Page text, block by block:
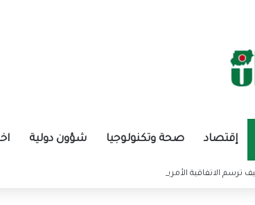
إقتصاد صحة وتكنولوجيا شؤون دولية
ترسم الاتفاقية الأمريكية الإيرانية موازين القوى بالمنطقة؟